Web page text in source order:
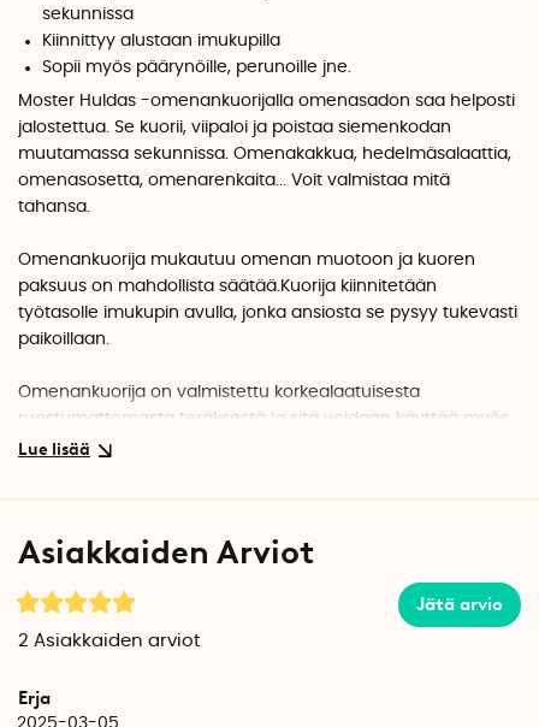
sekunnissa
Kiinnittyy alustaan imukupilla
Sopii myös päärynöille, perunoille jne.
Moster Huldas -omenankuorijalla omenasadon saa helposti
jalostettua. Se kuorii, viipaloi ja poistaa siemenkodan
muutamassa sekunnissa. Omenakakkua, hedelmäsalaattia,
omenasosetta, omenarenkaita... Voit valmistaa mitä
tahansa.
Omenankuorija mukautuu omenan muotoon ja kuoren
paksuus on mahdollista säätää.Kuorija kiinnitetään
työtasolle imukupin avulla, jonka ansiosta se pysyy tukevasti
paikoillaan.
Omenankuorija on valmistettu korkealaatuisesta
ruostumattomasta teräksestä ja sitä voidaan käyttää myös
esimerkiksi perunoiden tai päärynöiden kuorimiseen.
Asiakkaiden Arviot
Jätä arvio
2 Asiakkaiden arviot
Erja
2025-03-05